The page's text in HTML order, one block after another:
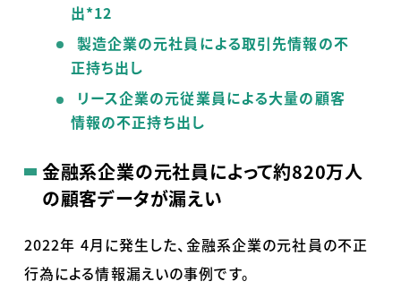
出*12
製造企業の元社員による取引先情報の不
正持ち出し
リース企業の元従業員による大量の顧客
情報の不正持ち出し
金融系企業の元社員によって約820万人
の顧客データが漏えい
2022年 4月に発生した、金融系企業の元社員の不正
行為による情報漏えいの事例です。